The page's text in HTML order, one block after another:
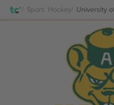
Sport Hockey University